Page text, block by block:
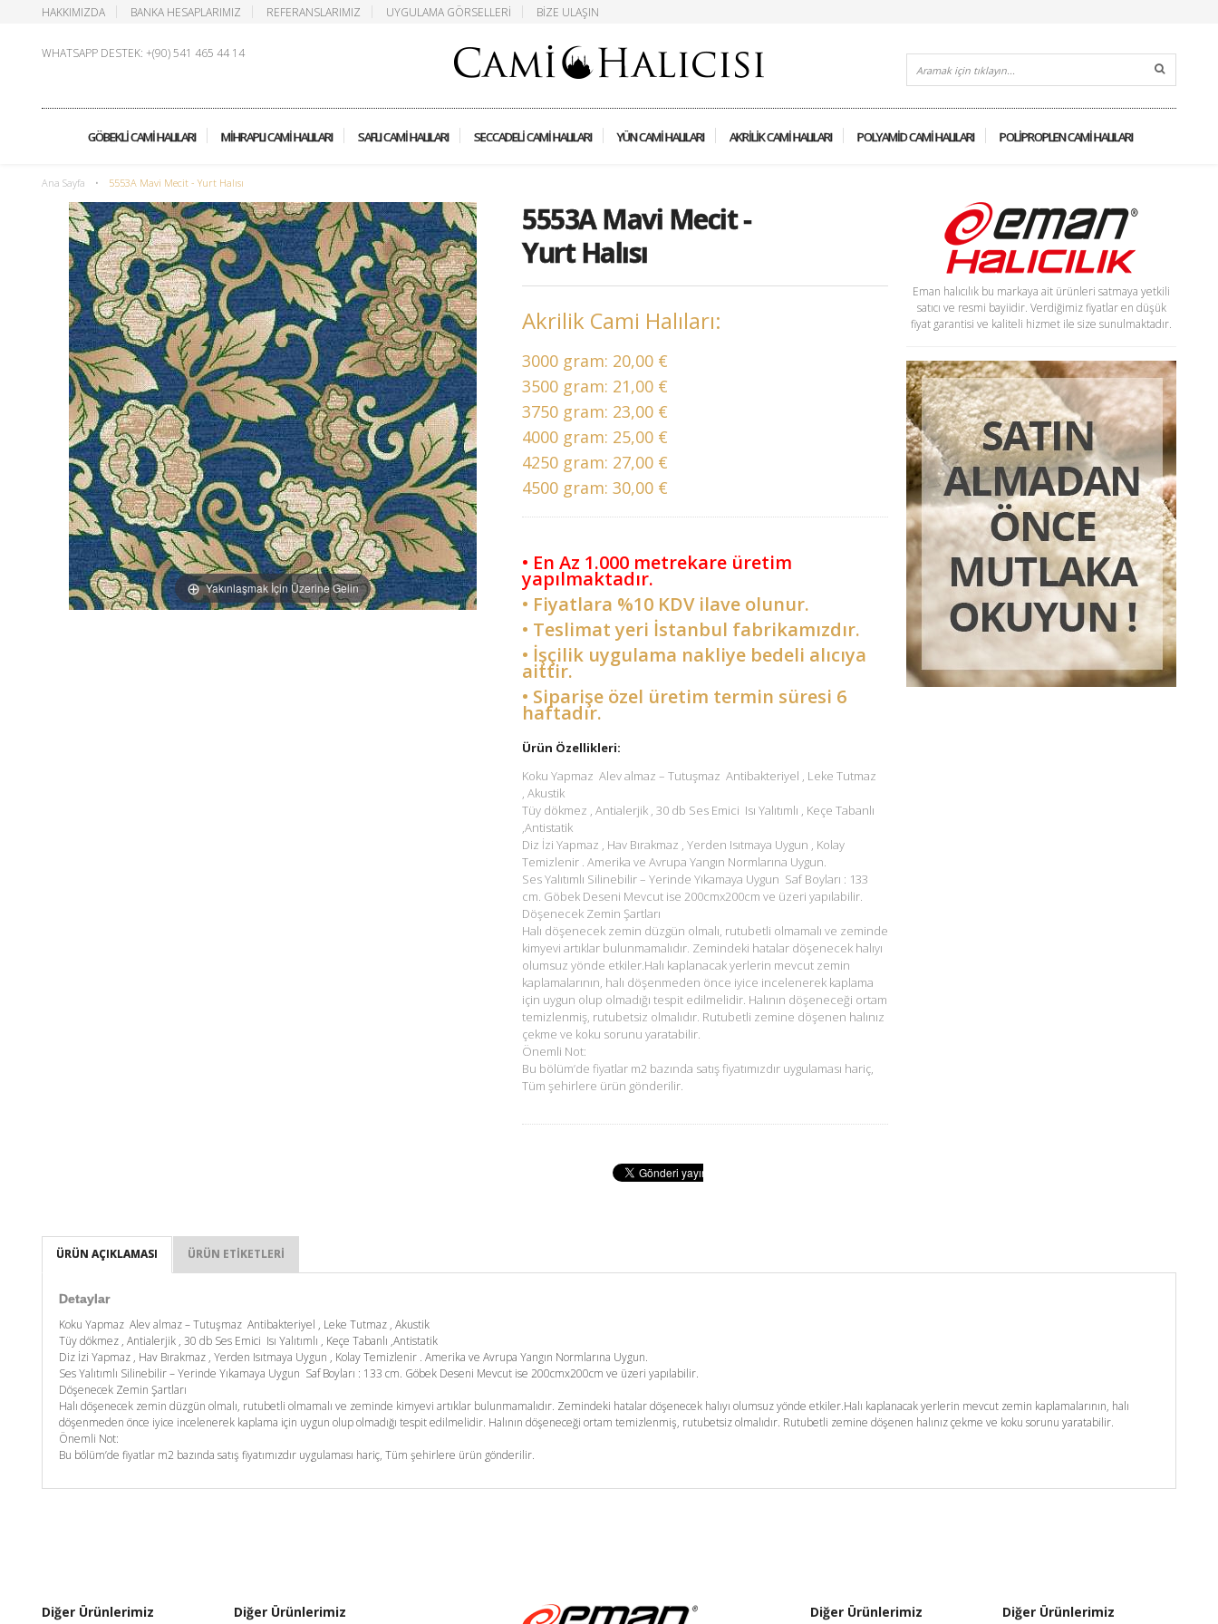
HAKKIMIZDA BANKA HESAPLARIMIZ REFERANSLARIMIZ UYGULAMA GÖRSELLERI BIZE ULAŞIN
WHATSAPP DESTEK: +(90) 541 465 44 14
GÖBEKLI CAMI HALILARI MIHRAPLI CAMI HALILARI SAFLI CAMI HALILARI SECCADELI CAMI HALILARI YÜN CAMI HALILARI AKRILIK CAMI HALILARI POLYAMID CAMI HALILARI POLIPROPLEN CAMI HALILARI
Ana Sayfa • 5553A Mavi Mecit - Yurt Halısı
Yakınlaşmak İçin Üzerine Gelin
5553A Mavi Mecit -
Yurt Halısı
Akrilik Cami Halıları:
3000 gram: 20,00 €
3500 gram: 21,00 €
3750 gram: 23,00 €
4000 gram: 25,00 €
4250 gram: 27,00 €
4500 gram: 30,00 €
• En Az 1.000 metrekare üretim
yapılmaktadır.
• Fiyatlara %10 KDV ilave olunur.
• Teslimat yeri İstanbul fabrikamızdır.
• İşçilik uygulama nakliye bedeli alıcıya
aittir.
• Siparişe özel üretim termin süresi 6
haftadır.
Ürün Özellikleri:
Koku Yapmaz Alev almaz – Tutuşmaz Antibakteriyel , Leke Tutmaz
, Akustik
Tüy dökmez , Antialerjik , 30 db Ses Emici Isı Yalıtımlı , Keçe Tabanlı
,Antistatik
Diz İzi Yapmaz , Hav Bırakmaz , Yerden Isıtmaya Uygun , Kolay
Temizlenir . Amerika ve Avrupa Yangın Normlarına Uygun.
Ses Yalıtımlı Silinebilir – Yerinde Yıkamaya Uygun Saf Boyları : 133
cm. Göbek Deseni Mevcut ise 200cmx200cm ve üzeri yapılabilir.
Döşenecek Zemin Şartları
Halı döşenecek zemin düzgün olmalı, rutubetli olmamalı ve zeminde
kimyevi artıklar bulunmamalıdır. Zemindeki hatalar döşenecek halıyı
olumsuz yönde etkiler.Halı kaplanacak yerlerin mevcut zemin
kaplamalarının, halı döşenmeden önce iyice incelenerek kaplama
için uygun olup olmadığı tespit edilmelidir. Halının döşeneceği ortam
temizlenmiş, rutubetsiz olmalıdır. Rutubetli zemine döşenen halınız
çekme ve koku sorunu yaratabilir.
Önemli Not:
Bu bölüm’de fiyatlar m2 bazında satış fiyatımızdır uygulaması hariç,
Tüm şehirlere ürün gönderilir.
Eman halıcılık bu markaya ait ürünleri satmaya yetkili
satıcı ve resmi bayiidir. Verdiğimiz fiyatlar en düşük
fiyat garantisi ve kaliteli hizmet ile size sunulmaktadır.
ÜRÜN AÇIKLAMASI ÜRÜN ETIKETLERI
Detaylar
Koku Yapmaz Alev almaz – Tutuşmaz Antibakteriyel , Leke Tutmaz , Akustik
Tüy dökmez , Antialerjik , 30 db Ses Emici Isı Yalıtımlı , Keçe Tabanlı ,Antistatik
Diz İzi Yapmaz , Hav Bırakmaz , Yerden Isıtmaya Uygun , Kolay Temizlenir . Amerika ve Avrupa Yangın Normlarına Uygun.
Ses Yalıtımlı Silinebilir – Yerinde Yıkamaya Uygun Saf Boyları : 133 cm. Göbek Deseni Mevcut ise 200cmx200cm ve üzeri yapılabilir.
Döşenecek Zemin Şartları
Halı döşenecek zemin düzgün olmalı, rutubetli olmamalı ve zeminde kimyevi artıklar bulunmamalıdır. Zemindeki hatalar döşenecek halıyı olumsuz yönde etkiler.Halı kaplanacak yerlerin mevcut zemin kaplamalarının, halı
döşenmeden önce iyice incelenerek kaplama için uygun olup olmadığı tespit edilmelidir. Halının döşeneceği ortam temizlenmiş, rutubetsiz olmalıdır. Rutubetli zemine döşenen halınız çekme ve koku sorunu yaratabilir.
Önemli Not:
Bu bölüm’de fiyatlar m2 bazında satış fiyatımızdır uygulaması hariç, Tüm şehirlere ürün gönderilir.
Diğer Ürünlerimiz Diğer Ürünlerimiz Diğer Ürünlerimiz Diğer Ürünlerimiz